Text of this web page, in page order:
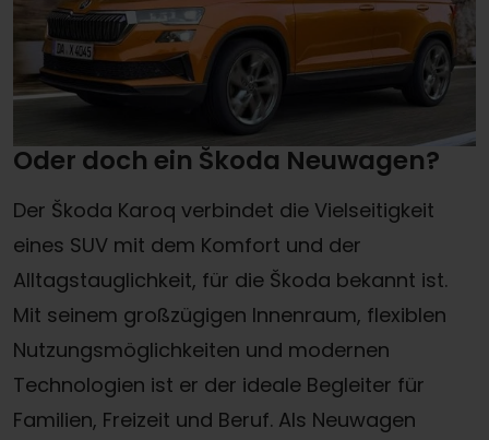
Oder doch ein Škoda Neuwagen?
Der Škoda Karoq verbindet die Vielseitigkeit
eines SUV mit dem Komfort und der
Alltagstauglichkeit, für die Škoda bekannt ist.
Mit seinem großzügigen Innenraum, flexiblen
Nutzungsmöglichkeiten und modernen
Technologien ist er der ideale Begleiter für
Familien, Freizeit und Beruf. Als Neuwagen